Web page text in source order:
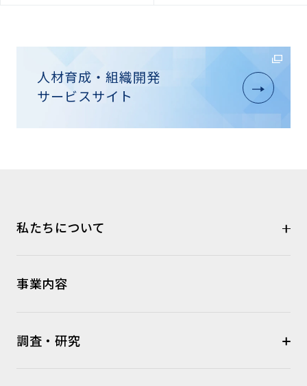
人材育成・組織開発
サービスサイト
私たちについて
事業内容
調査・研究